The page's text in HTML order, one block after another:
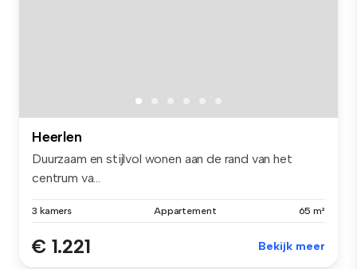
Heerlen
Duurzaam en stijlvol wonen aan de rand van het
centrum va...
3 kamers Appartement 65 m²
€ 1.221 Bekijk meer